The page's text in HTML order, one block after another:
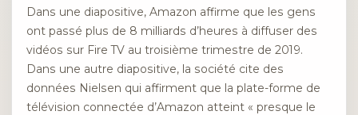
Dans une diapositive, Amazon affirme que les gens
ont passé plus de 8 milliards d’heures à diffuser des
vidéos sur Fire TV au troisième trimestre de 2019.
Dans une autre diapositive, la société cite des
données Nielsen qui affirment que la plate-forme de
télévision connectée d’Amazon atteint « presque le